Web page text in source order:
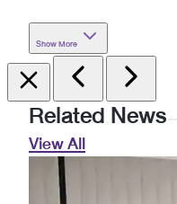
Show More
Related News
View All